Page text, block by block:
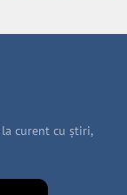
la curent cu știri,